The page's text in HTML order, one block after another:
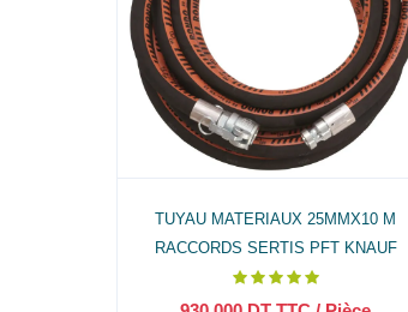
TUYAU MATERIAUX 25MMX10 M
RACCORDS SERTIS PFT KNAUF